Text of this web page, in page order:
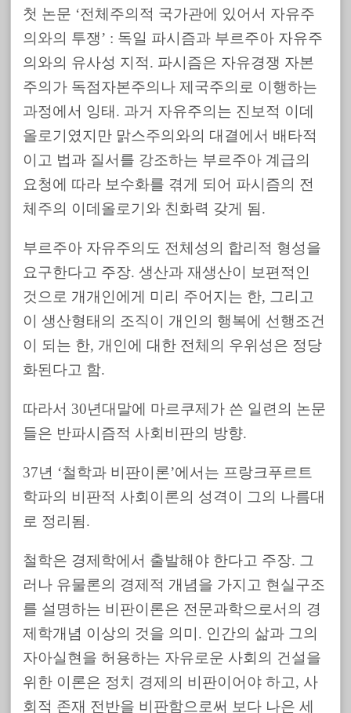
첫 논문 ‘전체주의적 국가관에 있어서 자유주
의와의 투쟁’ : 독일 파시즘과 부르주아 자유주
의와의 유사성 지적. 파시즘은 자유경쟁 자본
주의가 독점자본주의나 제국주의로 이행하는
과정에서 잉태. 과거 자유주의는 진보적 이데
올로기였지만 맑스주의와의 대결에서 배타적
이고 법과 질서를 강조하는 부르주아 계급의
요청에 따라 보수화를 겪게 되어 파시즘의 전
체주의 이데올로기와 친화력 갖게 됨.
부르주아 자유주의도 전체성의 합리적 형성을
요구한다고 주장. 생산과 재생산이 보편적인
것으로 개개인에게 미리 주어지는 한, 그리고
이 생산형태의 조직이 개인의 행복에 선행조건
이 되는 한, 개인에 대한 전체의 우위성은 정당
화된다고 함.
따라서 30년대말에 마르쿠제가 쓴 일련의 논문
들은 반파시즘적 사회비판의 방향.
37년 ‘철학과 비판이론’에서는 프랑크푸르트
학파의 비판적 사회이론의 성격이 그의 나름대
로 정리됨.
철학은 경제학에서 출발해야 한다고 주장. 그
러나 유물론의 경제적 개념을 가지고 현실구조
를 설명하는 비판이론은 전문과학으로서의 경
제학개념 이상의 것을 의미. 인간의 삶과 그의
자아실현을 허용하는 자유로운 사회의 건설을
위한 이론은 정치 경제의 비판이어야 하고, 사
회적 존재 전반을 비판함으로써 보다 나은 세